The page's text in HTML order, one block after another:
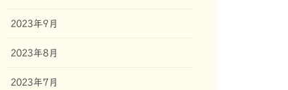
2023年9月
2023年8月
2023年7月